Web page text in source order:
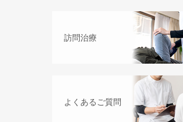
訪問治療
よくあるご質問